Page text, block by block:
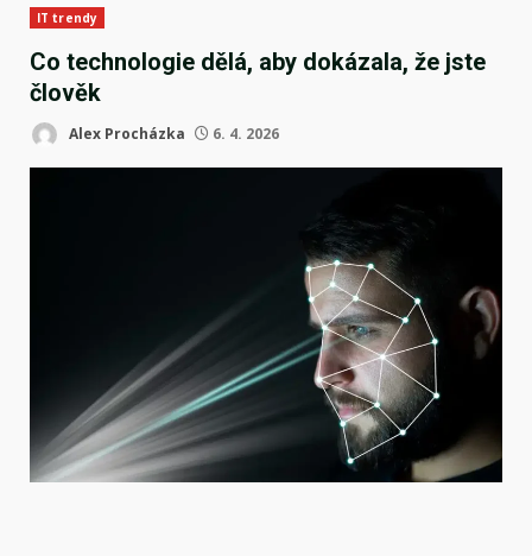
IT trendy
Co technologie dělá, aby dokázala, že jste
člověk
Alex Procházka 6. 4. 2026